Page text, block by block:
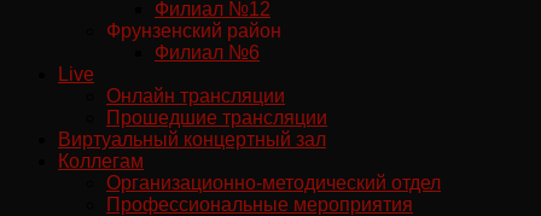
Филиал №12
Фрунзенский район
Филиал №6
Live
Онлайн трансляции
Прошедшие трансляции
Виртуальный концертный зал
Коллегам
Организационно-методический отдел
Профессиональные мероприятия